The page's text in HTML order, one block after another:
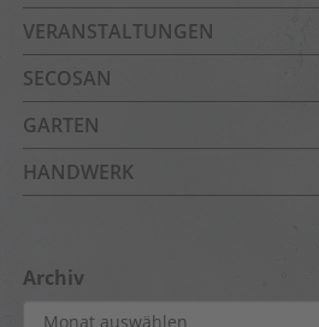
VERANSTALTUNGEN
SECOSAN
GARTEN
HANDWERK
Archiv
Archiv